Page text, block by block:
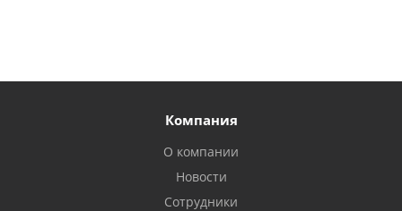
Компания
О компании
Новости
Сотрудники